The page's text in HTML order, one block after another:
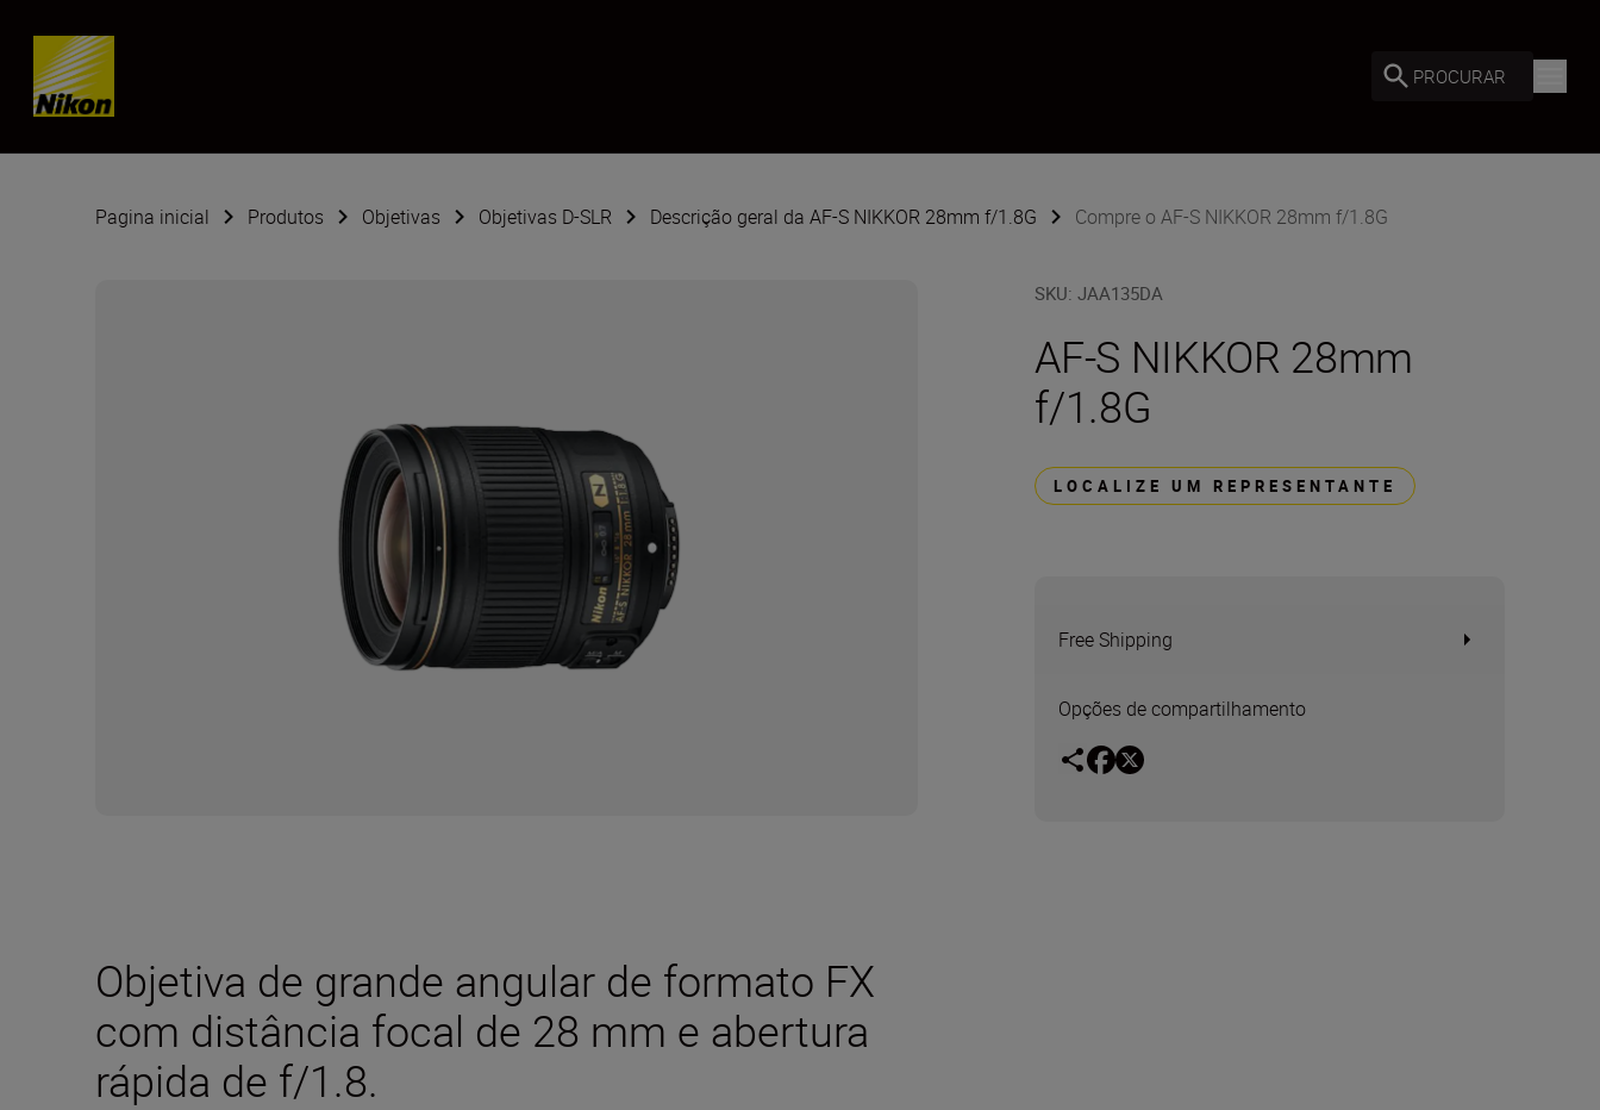
Skip content
PROCURAR
Pagina inicial Produtos Objetivas Objetivas D-SLR Descrição geral da AF-S NIKKOR 28mm f/1.8G Compre o AF-S NIKKOR 28mm f/1.8G
SKU:JAA135DA
AF-S NIKKOR 28mm
f/1.8G
LOCALIZE UM REPRESENTANTE
Free Shipping
Opções de compartilhamento
Objetiva de grande angular de formato FX
com distância focal de 28 mm e abertura
rápida de f/1.8.